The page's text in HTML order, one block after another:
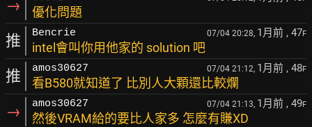
→ 優化問題
推 Bencrie 07/04 20:28, 1月前 , 47F
intel會叫你用他家的 solution 吧
推 amos30627 07/04 21:12, 1月前 , 48F
看B580就知道了 比別人大顆還比較爛
→ amos30627 07/04 21:13, 1月前 , 49F
然後VRAM給的要比人家多 怎麼有賺XD